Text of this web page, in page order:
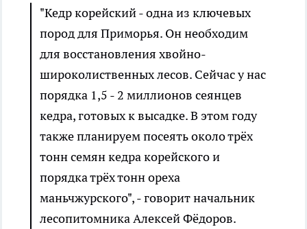
"Кедр корейский - одна из ключевых
пород для Приморья. Он необходим
для восстановления хвойно-
широколиственных лесов. Сейчас у нас
порядка 1,5 - 2 миллионов сеянцев
кедра, готовых к высадке. В этом году
также планируем посеять около трёх
тонн семян кедра корейского и
порядка трёх тонн ореха
маньчжурского", - говорит начальник
лесопитомника Алексей Фёдоров.